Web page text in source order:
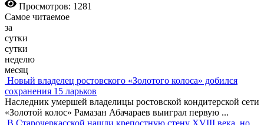
Просмотров: 1281
Самое читаемое
за
сутки
сутки
неделю
месяц
Новый владелец ростовского «Золотого колоса» добился
сохранения 15 ларьков
Наследник умершей владелицы ростовской кондитерской сети
«Золотой колос» Рамазан Абачараев выиграл первую ...
В Старочеркасской нашли крепостную стену XVIII века, но